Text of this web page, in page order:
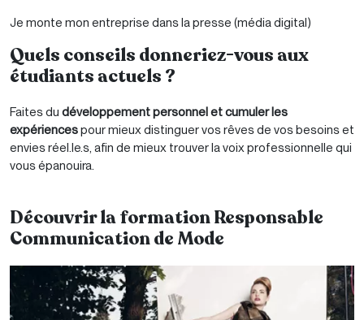
Je monte mon entreprise dans la presse (média digital)
Quels conseils donneriez-vous aux
étudiants actuels ?
Faites du développement personnel et cumuler les
expériencespour mieux distinguer vos rêves de vos besoins et
envies réel.le.s, afin de mieux trouver la voix professionnelle qui
vous épanouira.
Découvrir la formation Responsable
Communication de Mode